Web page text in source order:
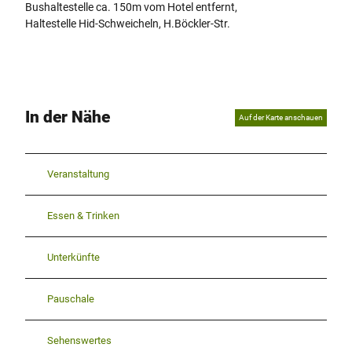
Bushaltestelle ca. 150m vom Hotel entfernt,
Haltestelle Hid-Schweicheln, H.Böckler-Str.
In der Nähe Auf der Karte anschauen
Veranstaltung
Essen & Trinken
Unterkünfte
Pauschale
Sehenswertes